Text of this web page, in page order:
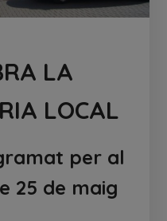
LA
LOCAL
per al
25 de maig